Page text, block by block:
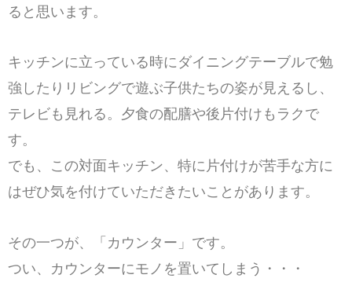
ると思います。
キッチンに立っている時にダイニングテーブルで勉
強したりリビングで遊ぶ子供たちの姿が見えるし、
テレビも見れる。夕食の配膳や後片付けもラクで
す。
でも、この対面キッチン、特に片付けが苦手な方に
はぜひ気を付けていただきたいことがあります。
その一つが、「カウンター」です。
つい、カウンターにモノを置いてしまう・・・